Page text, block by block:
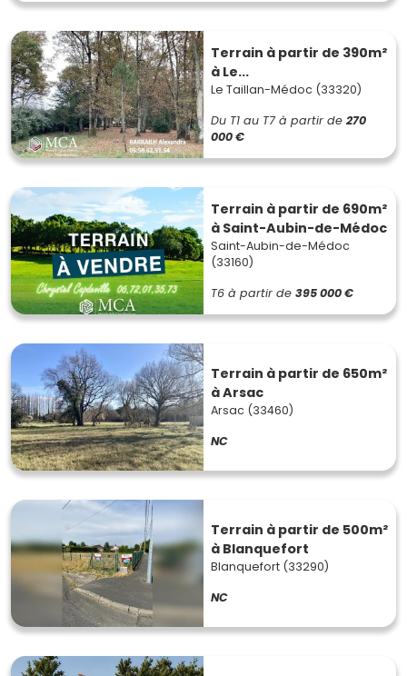
Terrain à partir de 390m²
à Le...
Le Taillan-Médoc (33320)
Du T1 au T7 à partir de 270
000 €
Terrain à partir de 690m²
à Saint-Aubin-de-Médoc
Saint-Aubin-de-Médoc
(33160)
T6 à partir de 395 000 €
Terrain à partir de 650m²
à Arsac
Arsac (33460)
NC
Terrain à partir de 500m²
à Blanquefort
Blanquefort (33290)
NC